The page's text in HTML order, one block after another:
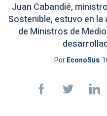
Juan Cabandié,
Sostenible, estuvo en la
de Ministros de
PorEconoSus